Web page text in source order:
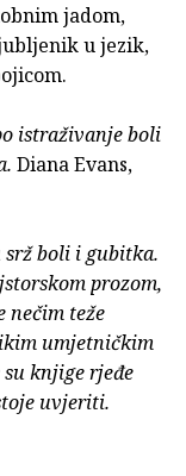
jadom,
u jezik,
istraživanje boli
Diana Evans,
boli i gubitka.
prozom,
nečim teže
umjetničkim
knjige rjeđe
uvjeriti.